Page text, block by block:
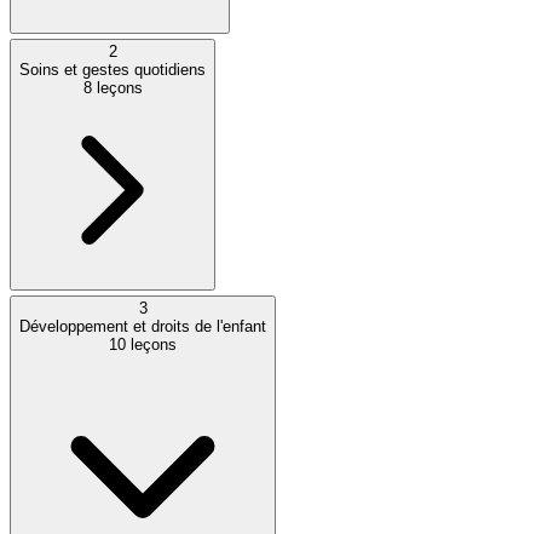
2
Soins et gestes quotidiens
8leçons
3
Développement et droits de l'enfant
10 leçons